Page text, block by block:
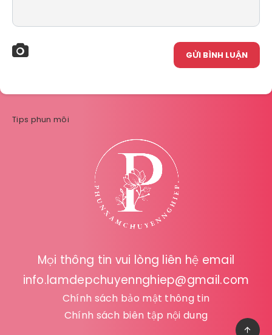
GỬI BÌNH LUẬN
Tips phun môi
Mọi thông tin vui lòng liên hệ email
info.lamdepchuyennghiep@gmail.com
Chính sách bảo mật thông tin
Chính sách biên tập nội dung